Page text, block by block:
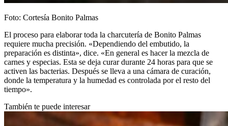
Foto: Cortesía Bonito Palmas
El proceso para elaborar toda la charcutería de Bonito Palmas
requiere mucha precisión. «Dependiendo del embutido, la
preparación es distinta», dice. «En general es hacer la mezcla de
carnes y especias. Esta se deja curar durante 24 horas para que se
activen las bacterias. Después se lleva a una cámara de curación,
donde la temperatura y la humedad es controlada por el resto del
tiempo».
También te puede interesar